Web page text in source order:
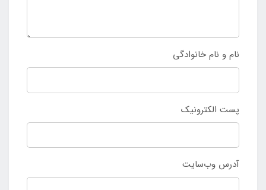
نام و نام خانوادگی
پست الکترونیک
آدرس وب‌سایت